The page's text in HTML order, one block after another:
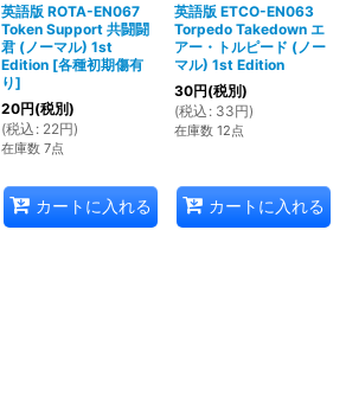
英語版 ROTA-EN067
Token Support 共闘闘
君 (ノーマル) 1st
Edition [各種初期傷有
り]
20円(税別)
(税込 : 22円)
在庫数 7点
カートに入れる
英語版 ETCO-EN063
Torpedo Takedown エ
アー・トルピード (ノー
マル) 1st Edition
30円(税別)
(税込 : 33円)
在庫数 12点
カートに入れる